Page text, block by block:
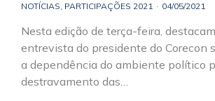
NOTÍCIAS, PARTICIPAÇÕES 2021 04/05/2021
Nesta edição de terça-feira,
entrevista do presidente do Corecon
a dependência do ambiente político
destravamento das…